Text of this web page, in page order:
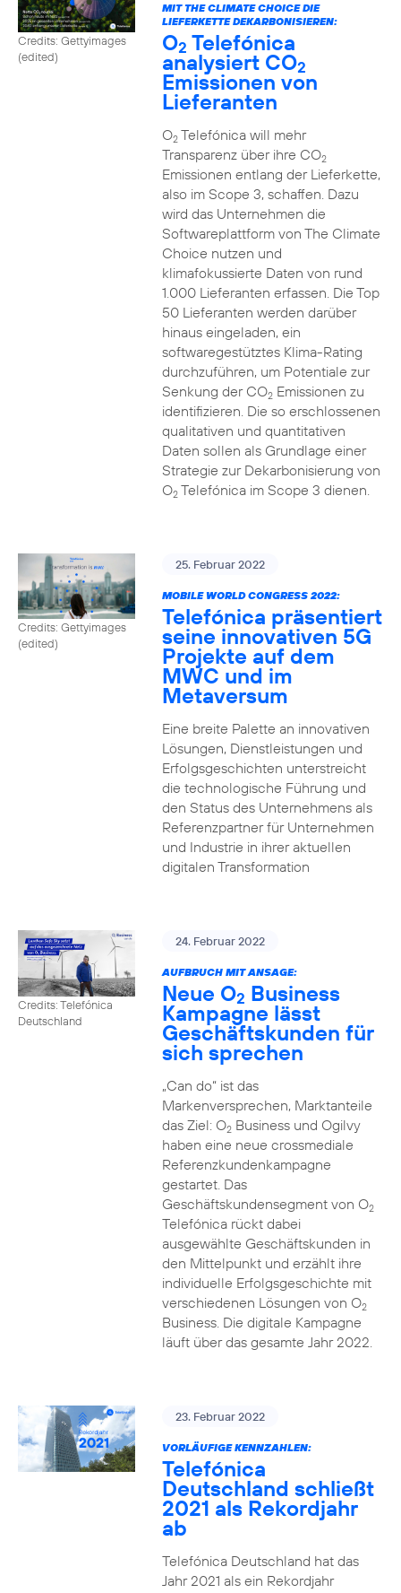
Credits: Gettyimages
(edited)
MIT THE CLIMATE CHOICE DIE
LIEFERKETTE DEKARBONISIEREN:
O2 Telefónica
analysiert CO2
Emissionen von
Lieferanten
O2Telefónica will mehr
Transparenz über ihre CO2
Emissionen entlang der Lieferkette,
also im Scope 3, schaffen. Dazu
wird das Unternehmen die
Softwareplattform von The Climate
Choice nutzen und
klimafokussierte Daten von rund
1.000 Lieferanten erfassen. Die Top
50 Lieferanten werden darüber
hinaus eingeladen, ein
softwaregestütztes Klima-Rating
durchzuführen, um Potentiale zur
Senkung der CO2Emissionen zu
identifizieren. Die so erschlossenen
qualitativen und quantitativen
Daten sollen als Grundlage einer
Strategie zur Dekarbonisierung von
O2Telefónica im Scope 3 dienen.
Credits: Gettyimages
(edited)
25. Februar 2022
MOBILE WORLD CONGRESS 2022:
Telefónica präsentiert
seine innovativen 5G
Projekte auf dem
MWC und im
Metaversum
Eine breite Palette an innovativen
Lösungen, Dienstleistungen und
Erfolgsgeschichten unterstreicht
die technologische Führung und
den Status des Unternehmens als
Referenzpartner für Unternehmen
und Industrie in ihrer aktuellen
digitalen Transformation
Credits: Telefónica
Deutschland
24. Februar 2022
AUFBRUCH MIT ANSAGE:
Neue O2 Business
Kampagne lässt
Geschäftskunden für
sich sprechen
„Can do“ ist das
Markenversprechen, Marktanteile
das Ziel: O2Business und Ogilvy
haben eine neue crossmediale
Referenzkundenkampagne
gestartet. Das
Geschäftskundensegment von O2
Telefónica rückt dabei
ausgewählte Geschäftskunden in
den Mittelpunkt und erzählt ihre
individuelle Erfolgsgeschichte mit
verschiedenen Lösungen von O2
Business. Die digitale Kampagne
läuft über das gesamte Jahr 2022.
23. Februar 2022
VORLÄUFIGE KENNZAHLEN:
Telefónica
Deutschland schließt
2021 als Rekordjahr
ab
Telefónica Deutschland hat das
Jahr 2021 als ein Rekordjahr